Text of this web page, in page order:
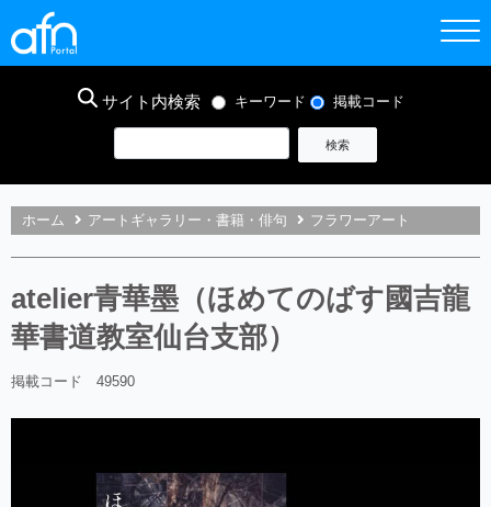
サイト内検索 キーワード 掲載コード
ホーム アートギャラリー・書籍・俳句 フラワーアート
atelier青華墨（ほめてのばす國吉龍
華書道教室仙台支部）
掲載コード 49590